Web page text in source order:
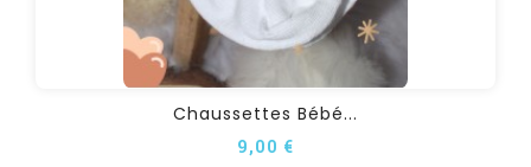
Chaussettes Bébé...
9,00 €